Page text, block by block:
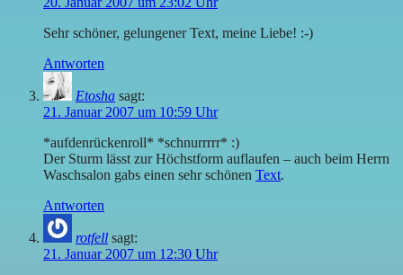
Sehr schöner, gelungener Text, meine Liebe! :-)
Antworten
Etosha sagt:
21. Januar 2007 um 10:59 Uhr
*aufdenrückenroll* *schnurrrrr* :)
Der Sturm lässt zur Höchstform auflaufen – auch beim Herrn
Waschsalon gabs einen sehr schönen Text.
Antworten
rotfell sagt:
21. Januar 2007 um 12:30 Uhr